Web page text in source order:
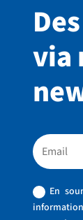
via
En